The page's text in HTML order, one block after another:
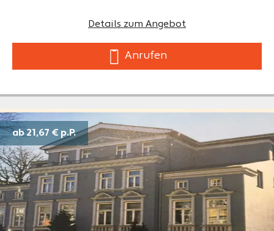
Details zum Angebot
Anrufen
ab 21,67 € p.P.